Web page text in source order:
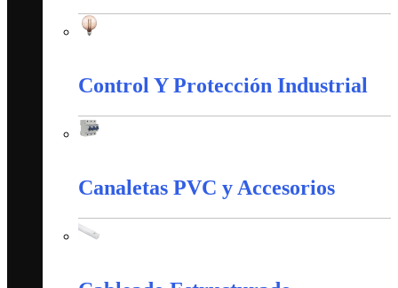
Control Y Protección Industrial
Canaletas PVC y Accesorios